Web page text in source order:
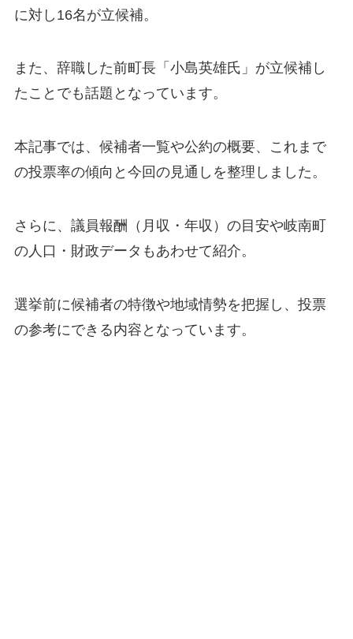
に対し16名が立候補。
また、辞職した前町長「小島英雄氏」が立候補し
たことでも話題となっています。
本記事では、候補者一覧や公約の概要、これまで
の投票率の傾向と今回の見通しを整理しました。
さらに、議員報酬（月収・年収）の目安や岐南町
の人口・財政データもあわせて紹介。
選挙前に候補者の特徴や地域情勢を把握し、投票
の参考にできる内容となっています。